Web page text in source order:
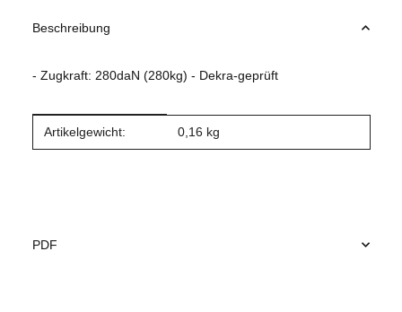
Beschreibung
- Zugkraft: 280daN (280kg) - Dekra-geprüft
Produkteigenschaft
Wert
Artikelgewicht: 0,16 kg
PDF